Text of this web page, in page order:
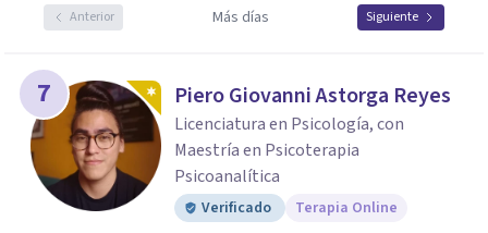
Anterior Más días Siguiente
7 Piero Giovanni Astorga Reyes
Licenciatura en Psicología, con
Maestría en Psicoterapia
Psicoanalítica
Verificado Terapia Online